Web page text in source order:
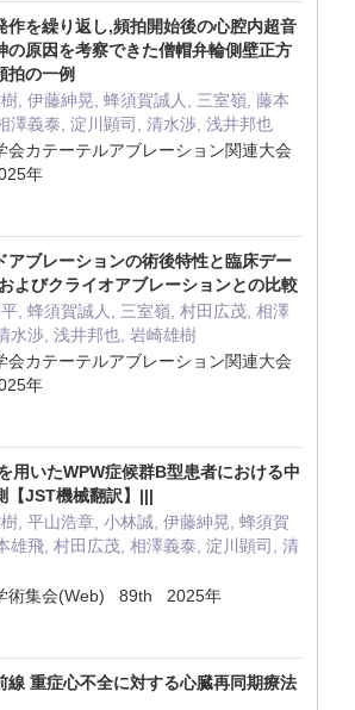
作を繰り返し,頻拍開始後の心腔内超音
の原因を考察できた僧帽弁輪側壁正方
拍の一例
, 伊藤紳晃, 蜂須賀誠人, 三室嶺, 藤本
澤義泰, 淀川顕司, 清水渉, 浅井邦也
会カテーテルアブレーション関連大会
年
アブレーションの術後特性と臨床デー
よびクライオアブレーションとの比較
, 蜂須賀誠人, 三室嶺, 村田広茂, 相澤
水渉, 浅井邦也, 岩崎雄樹
会カテーテルアブレーション関連大会
年
用いたWPW症候群B型患者における中
【JST機械翻訳】|||
, 平山浩章, 小林誠, 伊藤紳晃, 蜂須賀
雄飛, 村田広茂, 相澤義泰, 淀川顕司, 清
術集会(Web) 89th 2025年
線 重症心不全に対する心臓再同期療法